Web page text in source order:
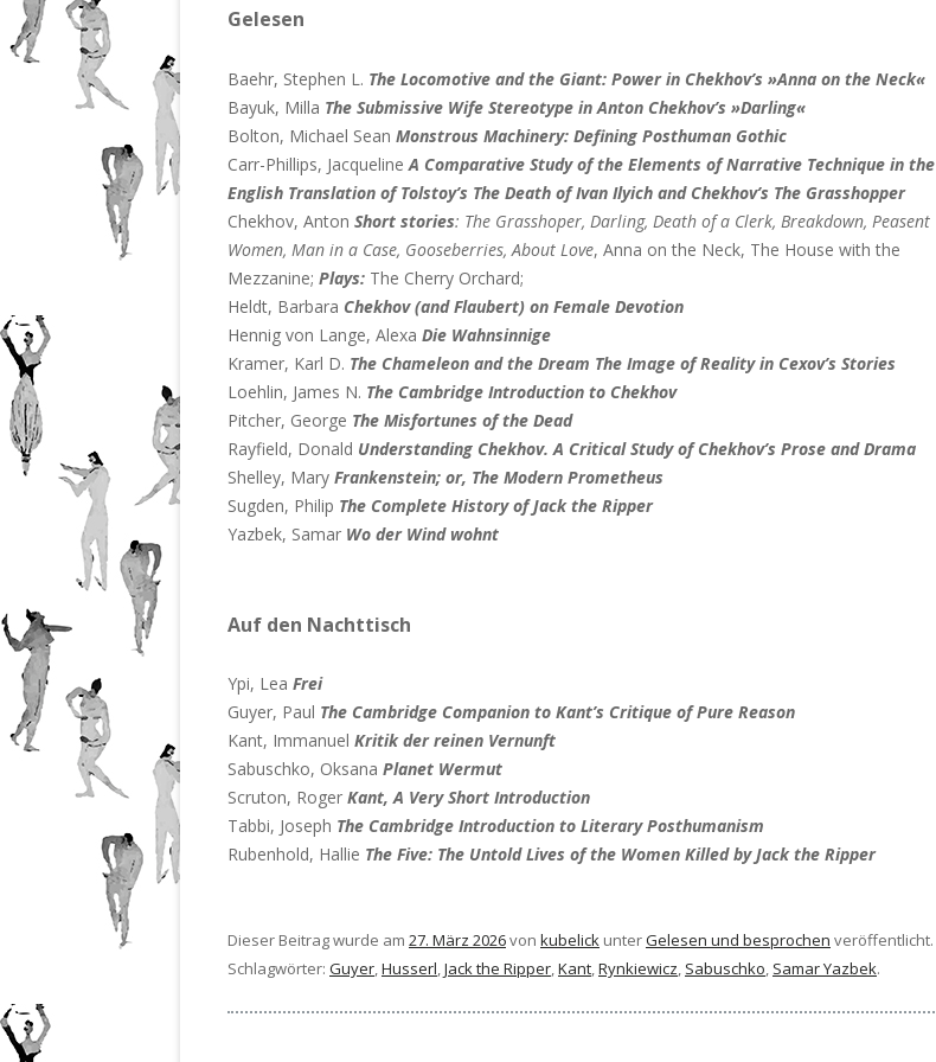
Gelesen
Baehr, Stephen L. The Locomotive and the Giant: Power in Chekhov’s »Anna on the Neck«
Bayuk, Milla The Submissive Wife Stereotype in Anton Chekhov’s »Darling«
Bolton, Michael Sean Monstrous Machinery: Defining Posthuman Gothic
Carr-Phillips, JacquelineA Comparative Study of the Elements of Narrative Technique in the
English Translation of Tolstoy’s The Death of Ivan Ilyich and Chekhov’s The Grasshopper
Chekhov, Anton Short stories: The Grasshoper, Darling, Death of a Clerk, Breakdown, Peasent
Women, Man in a Case, Gooseberries, About Love, Anna on the Neck, The House with the
Mezzanine; Plays: The Cherry Orchard;
Heldt, Barbara Chekhov (and Flaubert) on Female Devotion
Hennig von Lange, Alexa Die Wahnsinnige
Kramer, Karl D. The Chameleon and the Dream The Image of Reality in Cexov’s Stories
Loehlin, James N. The Cambridge Introduction to Chekhov
Pitcher, George The Misfortunes of the Dead
Rayfield, Donald Understanding Chekhov. A Critical Study of Chekhov’s Prose and Drama
Shelley, Mary Frankenstein; or, The Modern Prometheus
Sugden, Philip The Complete History of Jack the Ripper
Yazbek, Samar Wo der Wind wohnt
Auf den Nachttisch
Ypi, Lea Frei
Guyer, Paul The Cambridge Companion to Kant’s Critique of Pure Reason
Kant, Immanuel Kritik der reinen Vernunft
Sabuschko, Oksana Planet Wermut
Scruton, Roger Kant, A Very Short Introduction
Tabbi, Joseph The Cambridge Introduction to Literary Posthumanism
Rubenhold, Hallie The Five: The Untold Lives of the Women Killed by Jack the Ripper
Dieser Beitrag wurde am 27. März 2026von kubelick unterGelesen und besprochen veröffentlicht.
Schlagwörter: Guyer,Husserl,Jack the Ripper,Kant,Rynkiewicz, Sabuschko, Samar Yazbek.